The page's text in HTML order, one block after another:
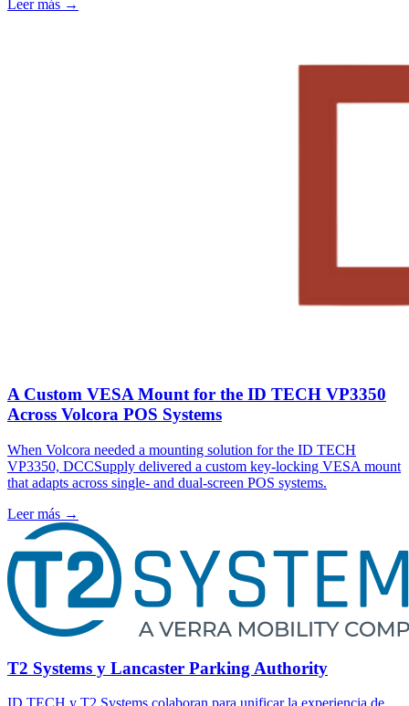
Leer más →
A Custom VESA Mount for the ID TECH VP3350
Across Volcora POS Systems
When Volcora needed a mounting solution for the ID TECH
VP3350, DCCSupply delivered a custom key-locking VESA mount
that adapts across single- and dual-screen POS systems.
Leer más →
T2 Systems y Lancaster Parking Authority